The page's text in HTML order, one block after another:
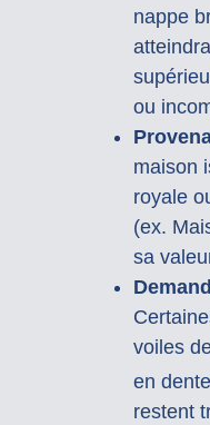
nappe
ou
maison
royale
(ex.
sa
voiles
en
restent